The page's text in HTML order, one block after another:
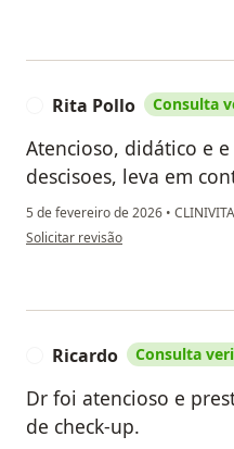
Rita Pollo Consulta
Atencioso, didático e
descisoes, leva em
5 de fevereiro de 2026 •
na opinião do utilizador Rita Pollo
Solicitar revisão
Ricardo Consulta
Dr foi atencioso e
de check-up.